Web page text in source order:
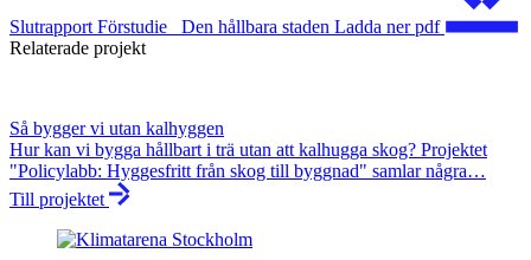
Slutrapport Förstudie_ Den hållbara staden Ladda nerpdf
Relaterade projekt
Så bygger vi utan kalhyggen
Hur kan vi bygga hållbart i trä utan att kalhugga skog? Projektet
"Policylabb: Hyggesfritt från skog till byggnad" samlar några…
Till projektet